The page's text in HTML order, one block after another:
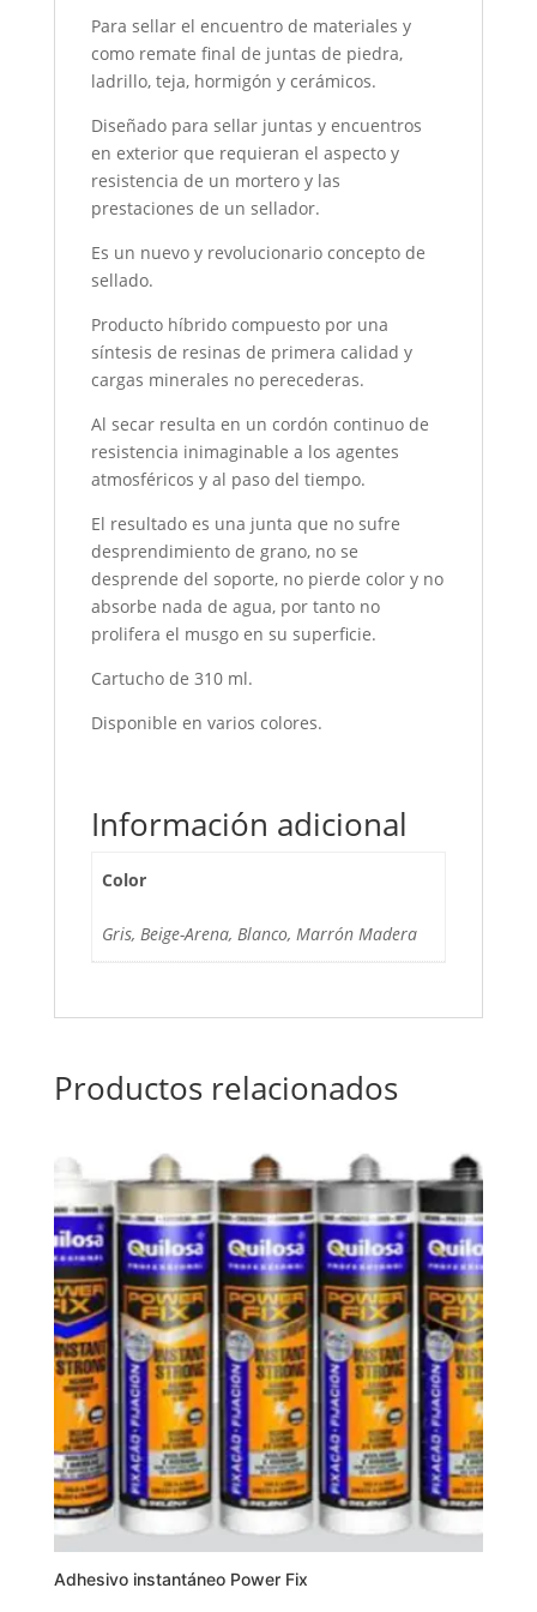
Para sellar el encuentro de materiales y
como remate final de juntas de piedra,
ladrillo, teja, hormigón y cerámicos.
Diseñado para sellar juntas y encuentros
en exterior que requieran el aspecto y
resistencia de un mortero y las
prestaciones de un sellador.
Es un nuevo y revolucionario concepto de
sellado.
Producto híbrido compuesto por una
síntesis de resinas de primera calidad y
cargas minerales no perecederas.
Al secar resulta en un cordón continuo de
resistencia inimaginable a los agentes
atmosféricos y al paso del tiempo.
El resultado es una junta que no sufre
desprendimiento de grano, no se
desprende del soporte, no pierde color y no
absorbe nada de agua, por tanto no
prolifera el musgo en su superficie.
Cartucho de 310 ml.
Disponible en varios colores.
Información adicional
Color
Gris, Beige-Arena, Blanco, Marrón Madera
Productos relacionados
Adhesivo instantáneo Power Fix